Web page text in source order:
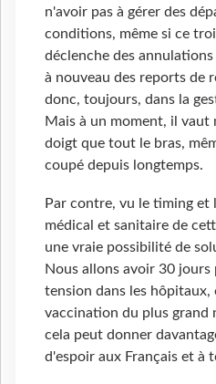
n'avoir pas à gérer des
conditions, même si ce
déclenche des
à nouveau des reports de
donc, toujours, dans la
Mais à un moment, il vaut
doigt que tout le bras,
coupé depuis longtemps.
Par contre, vu le timing et
médical et sanitaire de
une vraie possibilité de
Nous allons avoir 30 jours
tension dans les hôpitaux,
vaccination du plus grand
cela peut donner
d'espoir aux Français et à